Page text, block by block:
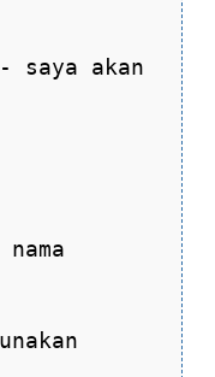
saya akan